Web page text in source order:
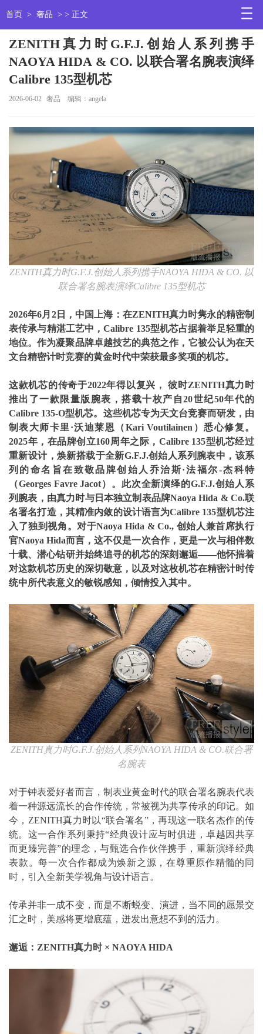
首页 > 奢品 > > 正文
ZENITH真力时G.F.J.创始人系列携手
NAOYA HIDA & CO. 以联合署名腕表演绎
Calibre 135型机芯
2026-06-02 奢品 编辑：angela
ZENITH真力时G.F.J.创始人系列携手NAOYA HIDA & CO. 以
联合署名腕表演绎Calibre 135型机芯
2026年6月 2日，中国上海：在ZENITH真力时隽永的精密制
表传承与精湛工艺中，Calibre 135型机芯占据着举足轻重的
地位。作为凝聚品牌卓越技艺的典范之作，它被公认为在天
文台精密计时竞赛的黄金时代中荣获最多奖项的机芯。
这款机芯的传奇于2022年得以复兴， 彼时ZENITH真力时
推出了一款限量版腕表，搭载十枚产自20世纪50年代的
Calibre 135-O型机芯。这些机芯专为天文台竞赛而研发，由
制表大师卡里·沃迪莱恩（Kari Voutilainen ）悉心修复。
2025年，在品牌创立160周年之际， Calibre 135型机芯经过
重新设计，焕新搭载于全新G.F.J.创始人系列腕表中，该系
列的命名旨在致敬品牌创始人乔治斯·法福尔-杰科特
（Georges Favre Jacot）。此次全新演绎的G.F.J.创始人系
列腕表，由真力时与日本独立制表品牌Naoya Hida & Co.联
名署名打造，其精准内敛的设计语言为Calibre 135型机芯注
入了独到视角。对于Naoya Hida & Co., 创始人兼首席执行
官Naoya Hida而言，这不仅是一次合作，更是一次与相伴数
十载、潜心钻研并始终追寻的机芯的深刻邂逅——他怀揣着
对这款机芯历史的深切敬意，以及对这枚机芯在精密计时传
统中所代表意义的敏锐感知，倾情投入其中。
ZENITH真力时G.F.J.创始人系列NAOYA HIDA & CO.联合署
名腕表
对于钟表爱好者而言，制表业黄金时代的联合署名腕表代表
着一种源远流长的合作传统，常被视为共享传承的印记。如
今，ZENITH真力时以“联合署名”，再现这一联名杰作的传
统。这一合作系列秉持“经典设计应与时俱进，卓越因共享
而更臻完善”的理念，与甄选合作伙伴携手，重新演绎经典
表款。每一次合作都成为焕新之源，在尊重原作精髓的同
时，引入全新美学视角与设计语言。
传承并非一成不变，而是不断蜕变、演进，当不同的愿景交
汇之时，美感将更增底蕴，迸发出意想不到的活力。
邂逅： ZENITH真力时 × NAOYA HIDA